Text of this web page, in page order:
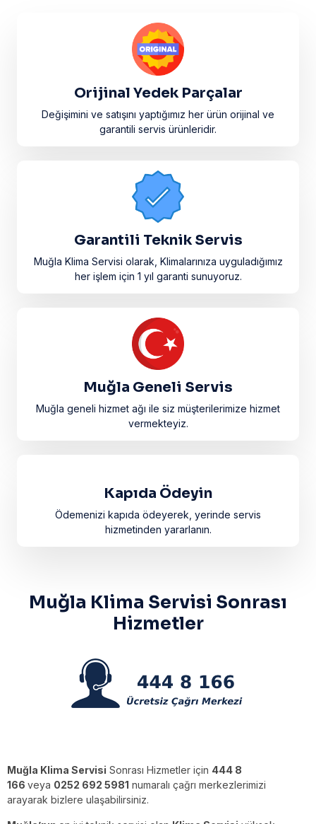
Orijinal Yedek Parçalar
Değişimini ve satışını yaptığımız her ürün orijinal ve
garantili servis ürünleridir.​
Garantili Teknik Servis
Muğla Klima Servisi olarak, Klimalarınıza uyguladığımız
her işlem için 1 yıl garanti sunuyoruz.
Muğla Geneli Servis
Muğla geneli hizmet ağı ile siz müşterilerimize hizmet
vermekteyiz.
Kapıda Ödeyin
Ödemenizi kapıda ödeyerek, yerinde servis
hizmetinden yararlanın.
Muğla Klima Servisi Sonrası
Hizmetler
Muğla Klima Servisi Sonrası Hizmetler için 444 8
166 veya 0252 692 5981 numaralı çağrı merkezlerimizi
arayarak bizlere ulaşabilirsiniz.